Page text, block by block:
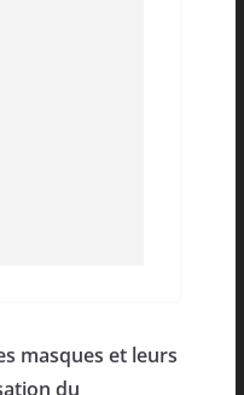
masques et leurs
du